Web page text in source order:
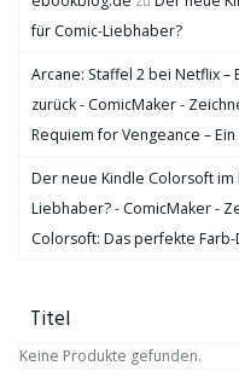
für Comic-Liebhaber?
Arcane: Staffel 2 bei Netflix –
zurück - ComicMaker -
Requiem for Vengeance –
Der neue Kindle Colorsoft im
Liebhaber? - ComicMaker -
Colorsoft: Das perfekte
Titel
Keine Produkte gefunden.